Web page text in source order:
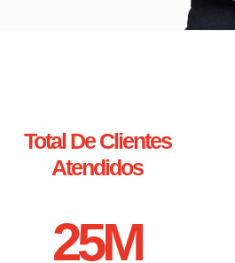
Total De Clientes
Atendidos
25M